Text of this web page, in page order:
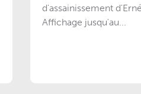
d'assainissement
Affichage jusqu'au...